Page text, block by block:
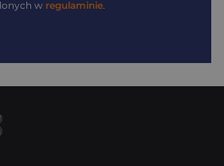
w regulaminie.